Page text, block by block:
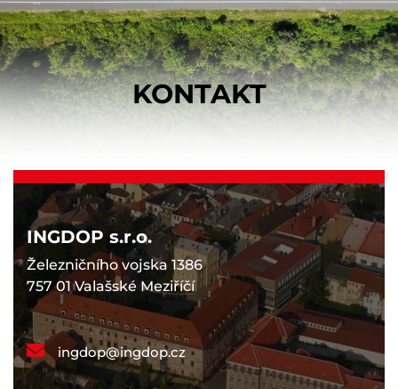
KONTAKT
INGDOP s.r.o.
Železničního vojska 1386
757 01 Valašské Meziříčí
ingdop@ingdop.cz